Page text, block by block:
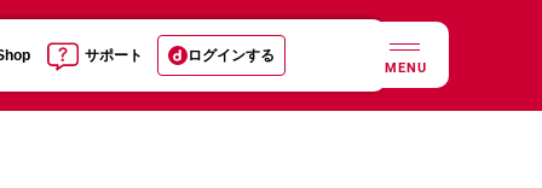
サポート ログインする
MENU